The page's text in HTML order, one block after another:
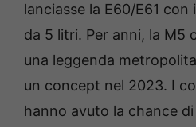
lanciasse la E60/E61 con
da 5 litri. Per anni, la M5
una leggenda
un concept nel 2023. I
hanno avuto la chance di